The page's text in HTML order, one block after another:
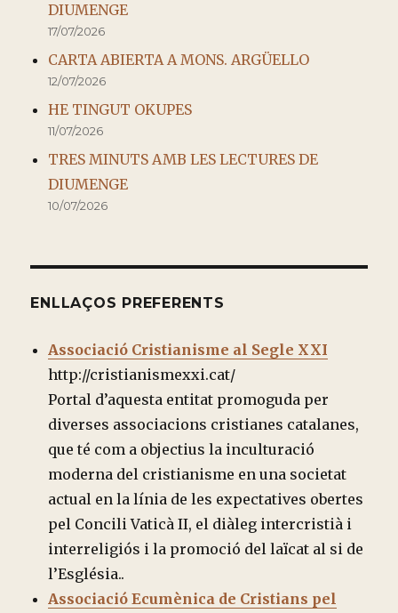
DIUMENGE
17/07/2026
CARTA ABIERTA A MONS. ARGÜELLO
12/07/2026
HE TINGUT OKUPES
11/07/2026
TRES MINUTS AMB LES LECTURES DE
DIUMENGE
10/07/2026
ENLLAÇOS PREFERENTS
Associació Cristianisme al Segle XXI
http://cristianismexxi.cat/
Portal d’aquesta entitat promoguda per
diverses associacions cristianes catalanes,
que té com a objectius la inculturació
moderna del cristianisme en una societat
actual en la línia de les expectatives obertes
pel Concili Vaticà II, el diàleg intercristià i
interreligiós i la promoció del laïcat al si de
l’Església..
Associació Ecumènica de Cristians pel